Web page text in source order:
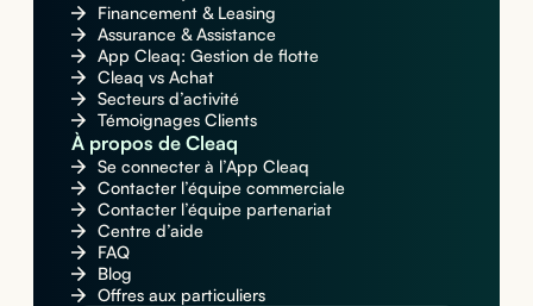
Financement & Leasing
Assurance & Assistance
App Cleaq: Gestion de flotte
Cleaq vs Achat
Secteurs d’activité
Témoignages Clients
À propos de Cleaq
Se connecter à l’App Cleaq
Contacter l’équipe commerciale
Contacter l’équipe partenariat
Centre d’aide
FAQ
Blog
Offres aux particuliers